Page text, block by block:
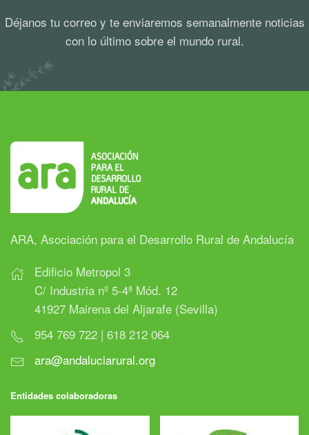
Déjanos tu correo y te enviaremos semanalmente noticias
con lo último sobre el mundo rural.
ARA, Asociación para el Desarrollo Rural de Andalucía
Edificio Metropol 3
C/ Industria nº 5-4ª Mód. 12
41927 Mairena del Aljarafe (Sevilla)
954 769 722 | 618 212 064
ara@andaluciarural.org
Entidades colaboradoras